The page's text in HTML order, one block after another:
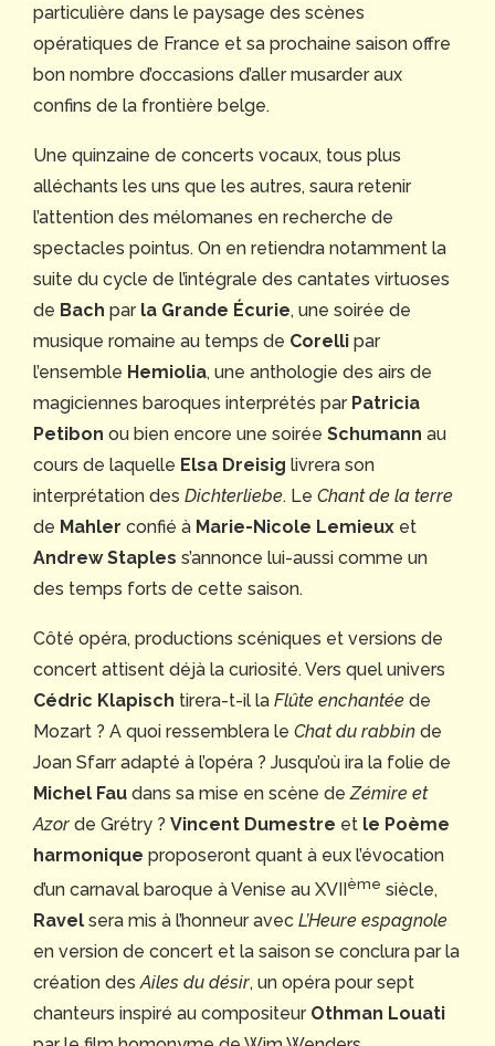
particulière dans le paysage des scènes
opératiques de France et sa prochaine saison offre
bon nombre d’occasions d’aller musarder aux
confins de la frontière belge.
Une quinzaine de concerts vocaux, tous plus
alléchants les uns que les autres, saura retenir
l’attention des mélomanes en recherche de
spectacles pointus. On en retiendra notamment la
suite du cycle de l’intégrale des cantates virtuoses
de Bach par la Grande Écurie, une soirée de
musique romaine au temps de Corelli par
l’ensemble Hemiolia, une anthologie des airs de
magiciennes baroques interprétés par Patricia
Petibon ou bien encore une soirée Schumann au
cours de laquelle Elsa Dreisig livrera son
interprétation des Dichterliebe. Le Chant de la terre
de Mahler confié à Marie-Nicole Lemieux et
Andrew Staples s’annonce lui-aussi comme un
des temps forts de cette saison.
Côté opéra, productions scéniques et versions de
concert attisent déjà la curiosité. Vers quel univers
Cédric Klapisch tirera-t-il la Flûte enchantée de
Mozart ? A quoi ressemblera le Chat du rabbin de
Joan Sfarr adapté à l’opéra ? Jusqu’où ira la folie de
Michel Fau dans sa mise en scène de Zémire et
Azor de Grétry ? Vincent Dumestre et le Poème
harmonique proposeront quant à eux l’évocation
d’un carnaval baroque à Venise au XVIIème siècle,
Ravel sera mis à l’honneur avec L’Heure espagnole
en version de concert et la saison se conclura par la
création desAiles du désir, un opéra pour sept
chanteurs inspiré au compositeur Othman Louati